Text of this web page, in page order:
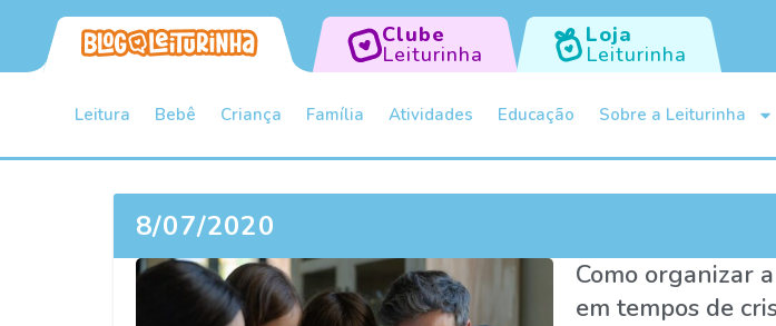
Clube
Leiturinha
Loja
Leiturinha
Leitura Bebê Criança Família Atividades Educação Sobre a Leiturinha
8/07/2020
Como organizar
em tempos de